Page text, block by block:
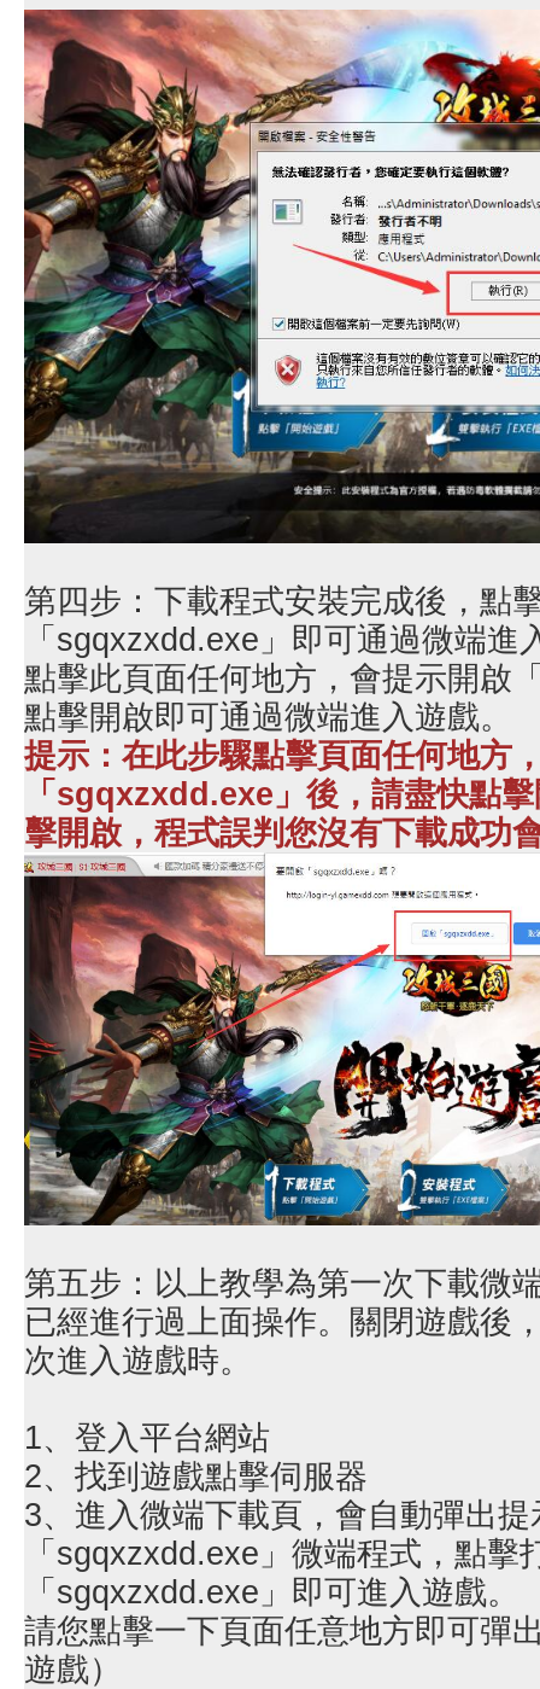
第四步：下載程式安裝完成後，點
「sgqxzxdd.exe」即可通過微端進
點擊此頁面任何地方，會提示開啟
點擊開啟即可通過微端進入遊戲。
提示：在此步驟點擊頁面任何地方
「sgqxzxdd.exe」後，請盡快點
擊開啟，程式誤判您沒有下載成功
第五步：以上教學為第一次下載微
已經進行過上面操作。關閉遊戲後
次進入遊戲時。
1、登入平台網站
2、找到遊戲點擊伺服器
3、進入微端下載頁，會自動彈出提
「sgqxzxdd.exe」微端程式，點擊
「sgqxzxdd.exe」即可進入遊戲。
請您點擊一下頁面任意地方即可彈
遊戲）